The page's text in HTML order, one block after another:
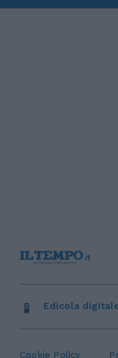
Cookie Policy
Edicola